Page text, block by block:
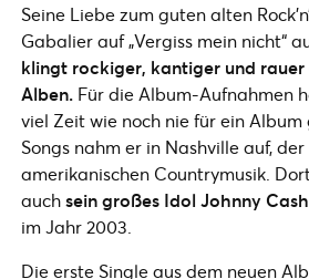
Seine Liebe zum guten alten
Gabalier auf „Vergiss mein nicht“
klingt rockiger, kantiger und rauer
Alben. Für die Album-Aufnahmen
viel Zeit wie noch nie für ein Album
Songs nahm er in Nashville auf,
amerikanischen Countrymusik.
auchsein großes Idol Johnny Cash
im Jahr 2003.
Die erste Single aus dem neuen